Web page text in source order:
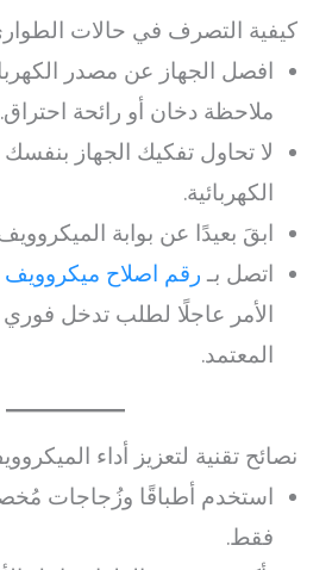
كيفية التصرف في حالات
افصل الجهاز عن مصدر
ملاحظة دخان أو رائحة احتراق.
لا تحاول تفكيك الجهاز
الكهربائية.
ابقَ بعيدًا عن بوابة
اتصل بـ رقم اصلاح
الأمر عاجلًا لطلب تدخل
المعتمد.
نصائح تقنية لتعزيز أداء
استخدم أطباقًا وزُجاجات
فقط.